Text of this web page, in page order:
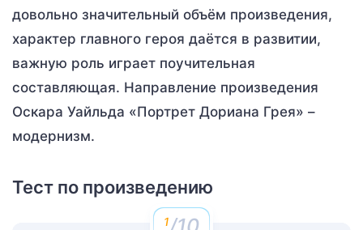
довольно значительный объём произведения,
характер главного героя даётся в развитии,
важную роль играет поучительная
составляющая. Направление произведения
Оскара Уайльда «Портрет Дориана Грея» –
модернизм.
Тест по произведению